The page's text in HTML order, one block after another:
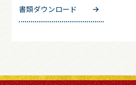
書類ダウンロード